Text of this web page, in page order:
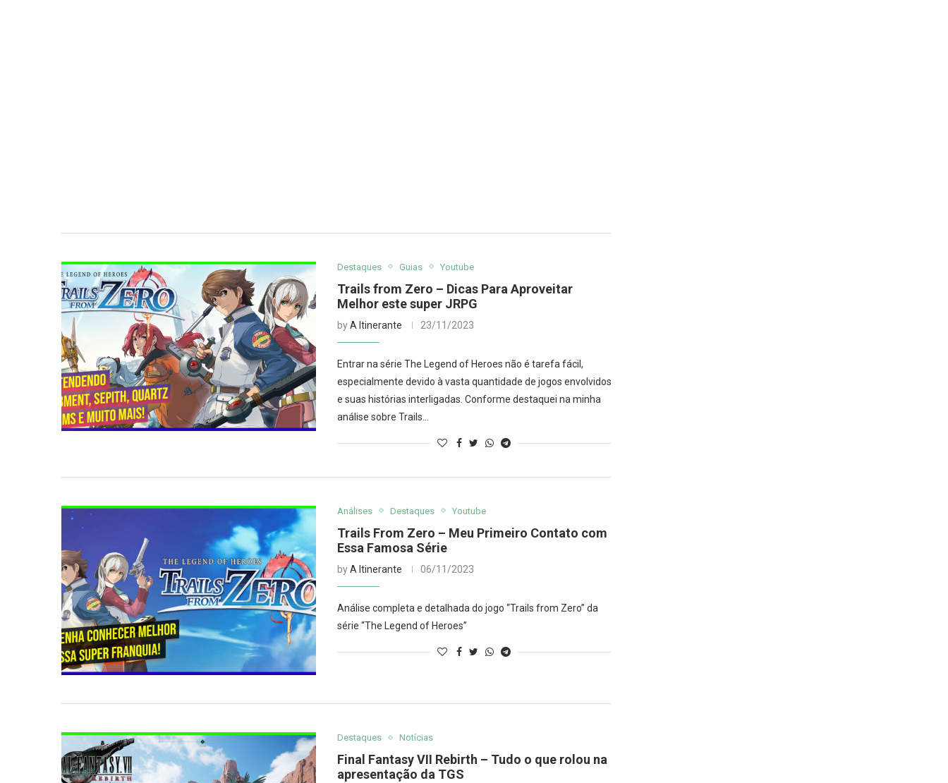
Destaques Guias Youtube
Trails from Zero – Dicas Para Aproveitar
Melhor este super JRPG
byA Itinerante 23/11/2023
Entrar na série The Legend of Heroes não é tarefa fácil,
especialmente devido à vasta quantidade de jogos envolvidos
e suas histórias interligadas. Conforme destaquei na minha
análise sobre Trails…
Análises Destaques Youtube
Trails From Zero – Meu Primeiro Contato com
Essa Famosa Série
byA Itinerante 06/11/2023
Análise completa e detalhada do jogo “Trails from Zero” da
série “The Legend of Heroes”
Destaques Notícias
Final Fantasy VII Rebirth – Tudo o que rolou na
apresentação da TGS